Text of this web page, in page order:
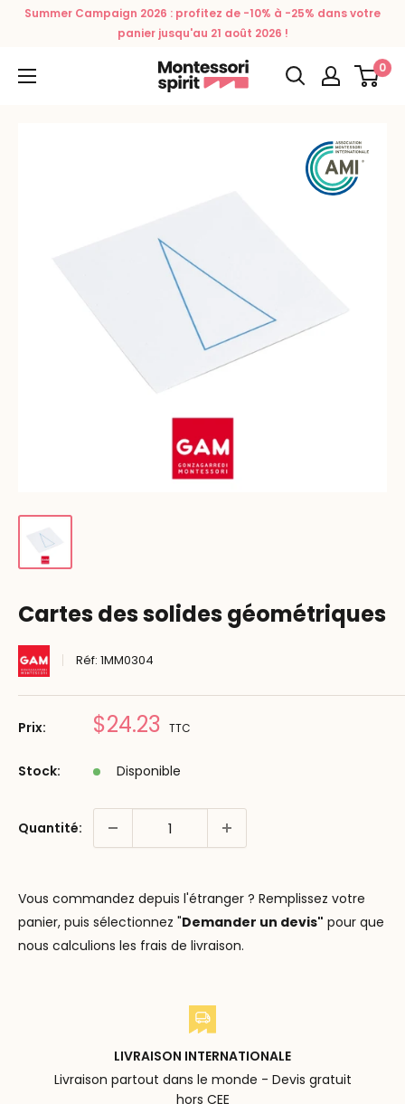
PasserSummer Campaign 2026 : profitez de -10% à -25% dans votre
panier jusqu'au 21 août 2026 !
Montessori
Spirit
0
Cartes des solides géométriques
Réf: 1MM0304
Prix: Prix
$24.23 TTC
Stock: Disponible
Quantité:
Vous commandez depuis l'étranger ? Remplissez votre
panier, puis sélectionnez "Demander un devis" pour que
nous calculions les frais de livraison.
LIVRAISON INTERNATIONALE
Livraison partout dans le monde - Devis gratuit
hors CEE